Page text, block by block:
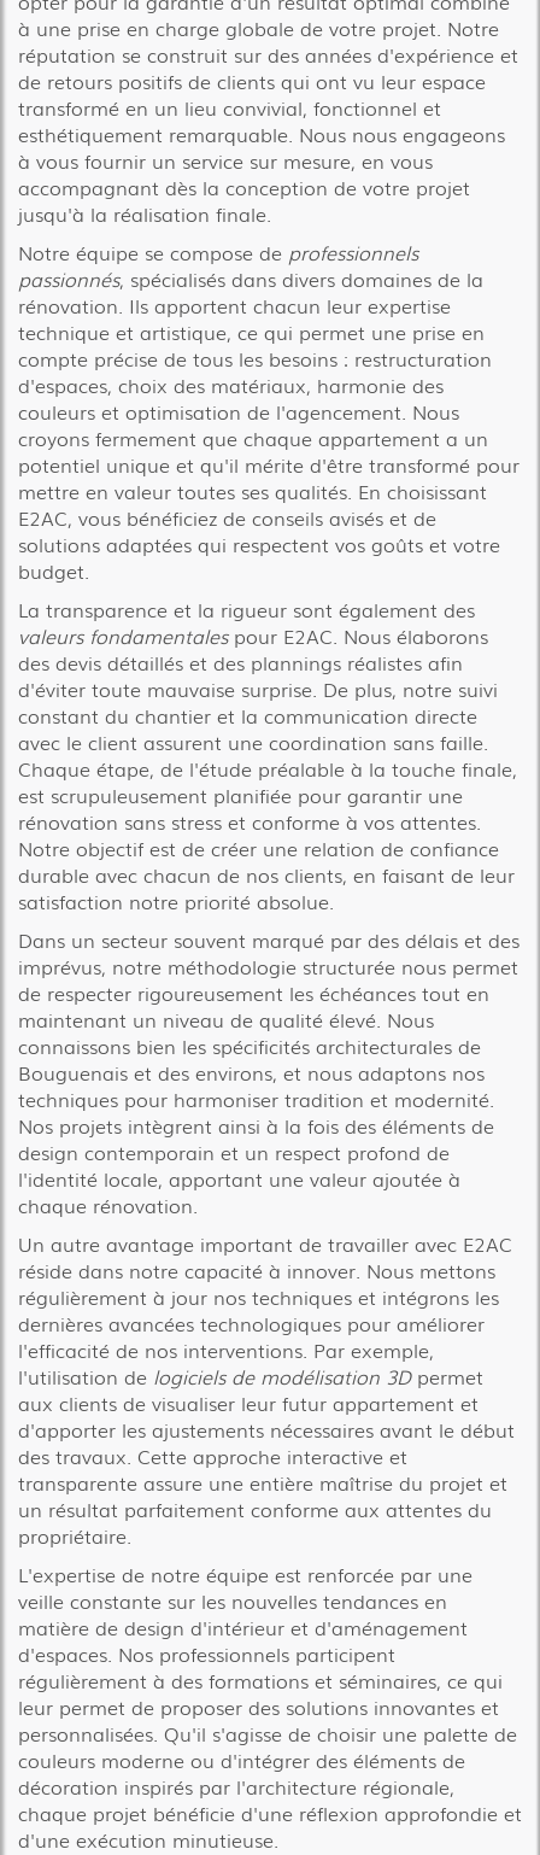
à une prise en charge globale de votre projet. Notre
réputation se construit sur des années d'expérience et
de retours positifs de clients qui ont vu leur espace
transformé en un lieu convivial, fonctionnel et
esthétiquement remarquable. Nous nous engageons
à vous fournir un service sur mesure, en vous
accompagnant dès la conception de votre projet
jusqu'à la réalisation finale.
Notre équipe se compose de professionnels
passionnés, spécialisés dans divers domaines de la
rénovation. Ils apportent chacun leur expertise
technique et artistique, ce qui permet une prise en
compte précise de tous les besoins : restructuration
d'espaces, choix des matériaux, harmonie des
couleurs et optimisation de l'agencement. Nous
croyons fermement que chaque appartement a un
potentiel unique et qu'il mérite d'être transformé pour
mettre en valeur toutes ses qualités. En choisissant
E2AC, vous bénéficiez de conseils avisés et de
solutions adaptées qui respectent vos goûts et votre
budget.
La transparence et la rigueur sont également des
valeurs fondamentalespour E2AC. Nous élaborons
des devis détaillés et des plannings réalistes afin
d'éviter toute mauvaise surprise. De plus, notre suivi
constant du chantier et la communication directe
avec le client assurent une coordination sans faille.
Chaque étape, de l'étude préalable à la touche finale,
est scrupuleusement planifiée pour garantir une
rénovation sans stress et conforme à vos attentes.
Notre objectif est de créer une relation de confiance
durable avec chacun de nos clients, en faisant de leur
satisfaction notre priorité absolue.
Dans un secteur souvent marqué par des délais et des
imprévus, notre méthodologie structurée nous permet
de respecter rigoureusement les échéances tout en
maintenant un niveau de qualité élevé. Nous
connaissons bien les spécificités architecturales de
Bouguenais et des environs, et nous adaptons nos
techniques pour harmoniser tradition et modernité.
Nos projets intègrent ainsi à la fois des éléments de
design contemporain et un respect profond de
l'identité locale, apportant une valeur ajoutée à
chaque rénovation.
Un autre avantage important de travailler avec E2AC
réside dans notre capacité à innover. Nous mettons
régulièrement à jour nos techniques et intégrons les
dernières avancées technologiques pour améliorer
l'efficacité de nos interventions. Par exemple,
l'utilisation de logiciels de modélisation 3Dpermet
aux clients de visualiser leur futur appartement et
d'apporter les ajustements nécessaires avant le début
des travaux. Cette approche interactive et
transparente assure une entière maîtrise du projet et
un résultat parfaitement conforme aux attentes du
propriétaire.
L'expertise de notre équipe est renforcée par une
veille constante sur les nouvelles tendances en
matière de design d'intérieur et d'aménagement
d'espaces. Nos professionnels participent
régulièrement à des formations et séminaires, ce qui
leur permet de proposer des solutions innovantes et
personnalisées. Qu'il s'agisse de choisir une palette de
couleurs moderne ou d'intégrer des éléments de
décoration inspirés par l'architecture régionale,
chaque projet bénéficie d'une réflexion approfondie et
d'une exécution minutieuse.